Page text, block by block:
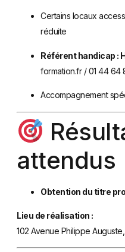
Certains locaux
réduite
Référent handicap :
formation.fr/ 01 44 64
Accompagnement
attendus
Obtention du titre
Lieu de réalisation :
102 Avenue Philippe Auguste,